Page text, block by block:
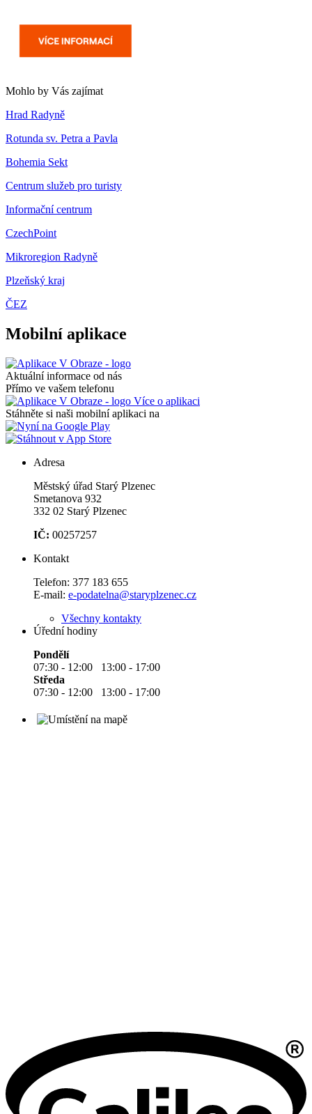
Mohlo by Vás zajímat
Hrad Radyně
Rotunda sv. Petra a Pavla
Bohemia Sekt
Centrum služeb pro turisty
Informační centrum
CzechPoint
Mikroregion Radyně
Plzeňský kraj
ČEZ
Mobilní aplikace
Aktuální informace od nás
Přímo ve vašem telefonu
Více o aplikaci
Stáhněte si naši mobilní aplikaci na
Adresa
Městský úřad Starý Plzenec
Smetanova 932
332 02 Starý Plzenec
IČ: 00257257
Kontakt
Telefon: 377 183 655
E-mail: e-podatelna@staryplzenec.cz
Všechny kontakty
Úřední hodiny
Pondělí
07:30 - 12:00 13:00 - 17:00
Středa
07:30 - 12:00 13:00 - 17:00